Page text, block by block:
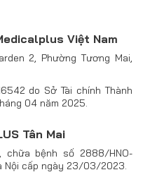
Việt Nam
2, Phường Tương Mai,
do Sở Tài chính Thành
04 năm 2025.
Tân Mai
chữa bệnh số 2888/HNO-
Nội cấp ngày 23/03/2023.